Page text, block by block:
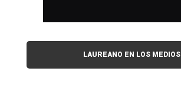
LAUREANO EN LOS MEDIOS